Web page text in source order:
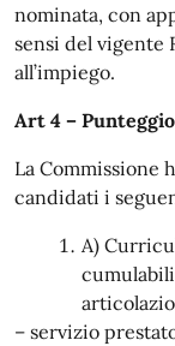
nominata, con
sensi del vigente
all’impiego.
Art 4 –
La Commissione
candidati i
A)
– servizio